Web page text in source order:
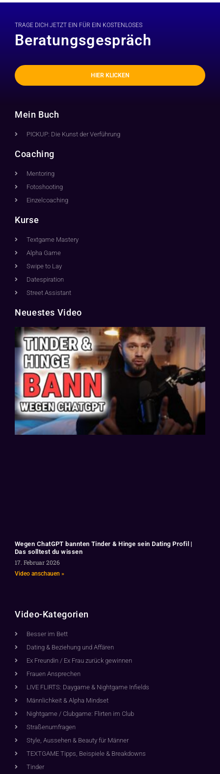
TRAGE DICH JETZT EIN FÜR EIN KOSTENLOSES
Beratungsgespräch
HIER KLICKEN
Mein Buch
PICKUP: Die Kunst der Verführung
Coaching
Mentoring
Fotoshooting
Einzelcoaching
Kurse
Textgame Mastery
Alpha Game
Swipe to Lay
Datespiration
Street Assistant
Neuestes Video
Wegen ChatGPT bannten Tinder & Hinge sein Dating Profil |
Das solltest du wissen
17. Februar 2026
Video anschauen »
Video-Kategorien
Besser im Bett
Dating & Beziehung und Affären
Ex Freundin / Ex Frau zurück gewinnen
Frauen Ansprechen
LIVE FLIRTS: Daygame & Nightgame Infields
Männlichkeit & Alpha Mindset
Nightgame / Clubgame: Flirten im Club
Straßenumfragen
Style, Aussehen & Beauty für Männer
TEXTGAME Tipps, Beispiele & Breakdowns
Tinder